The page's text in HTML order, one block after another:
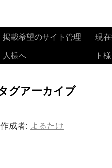
掲載希望のサイト管理
人様へ
現
ト様
グアーカイブ
作成者: よるたけ